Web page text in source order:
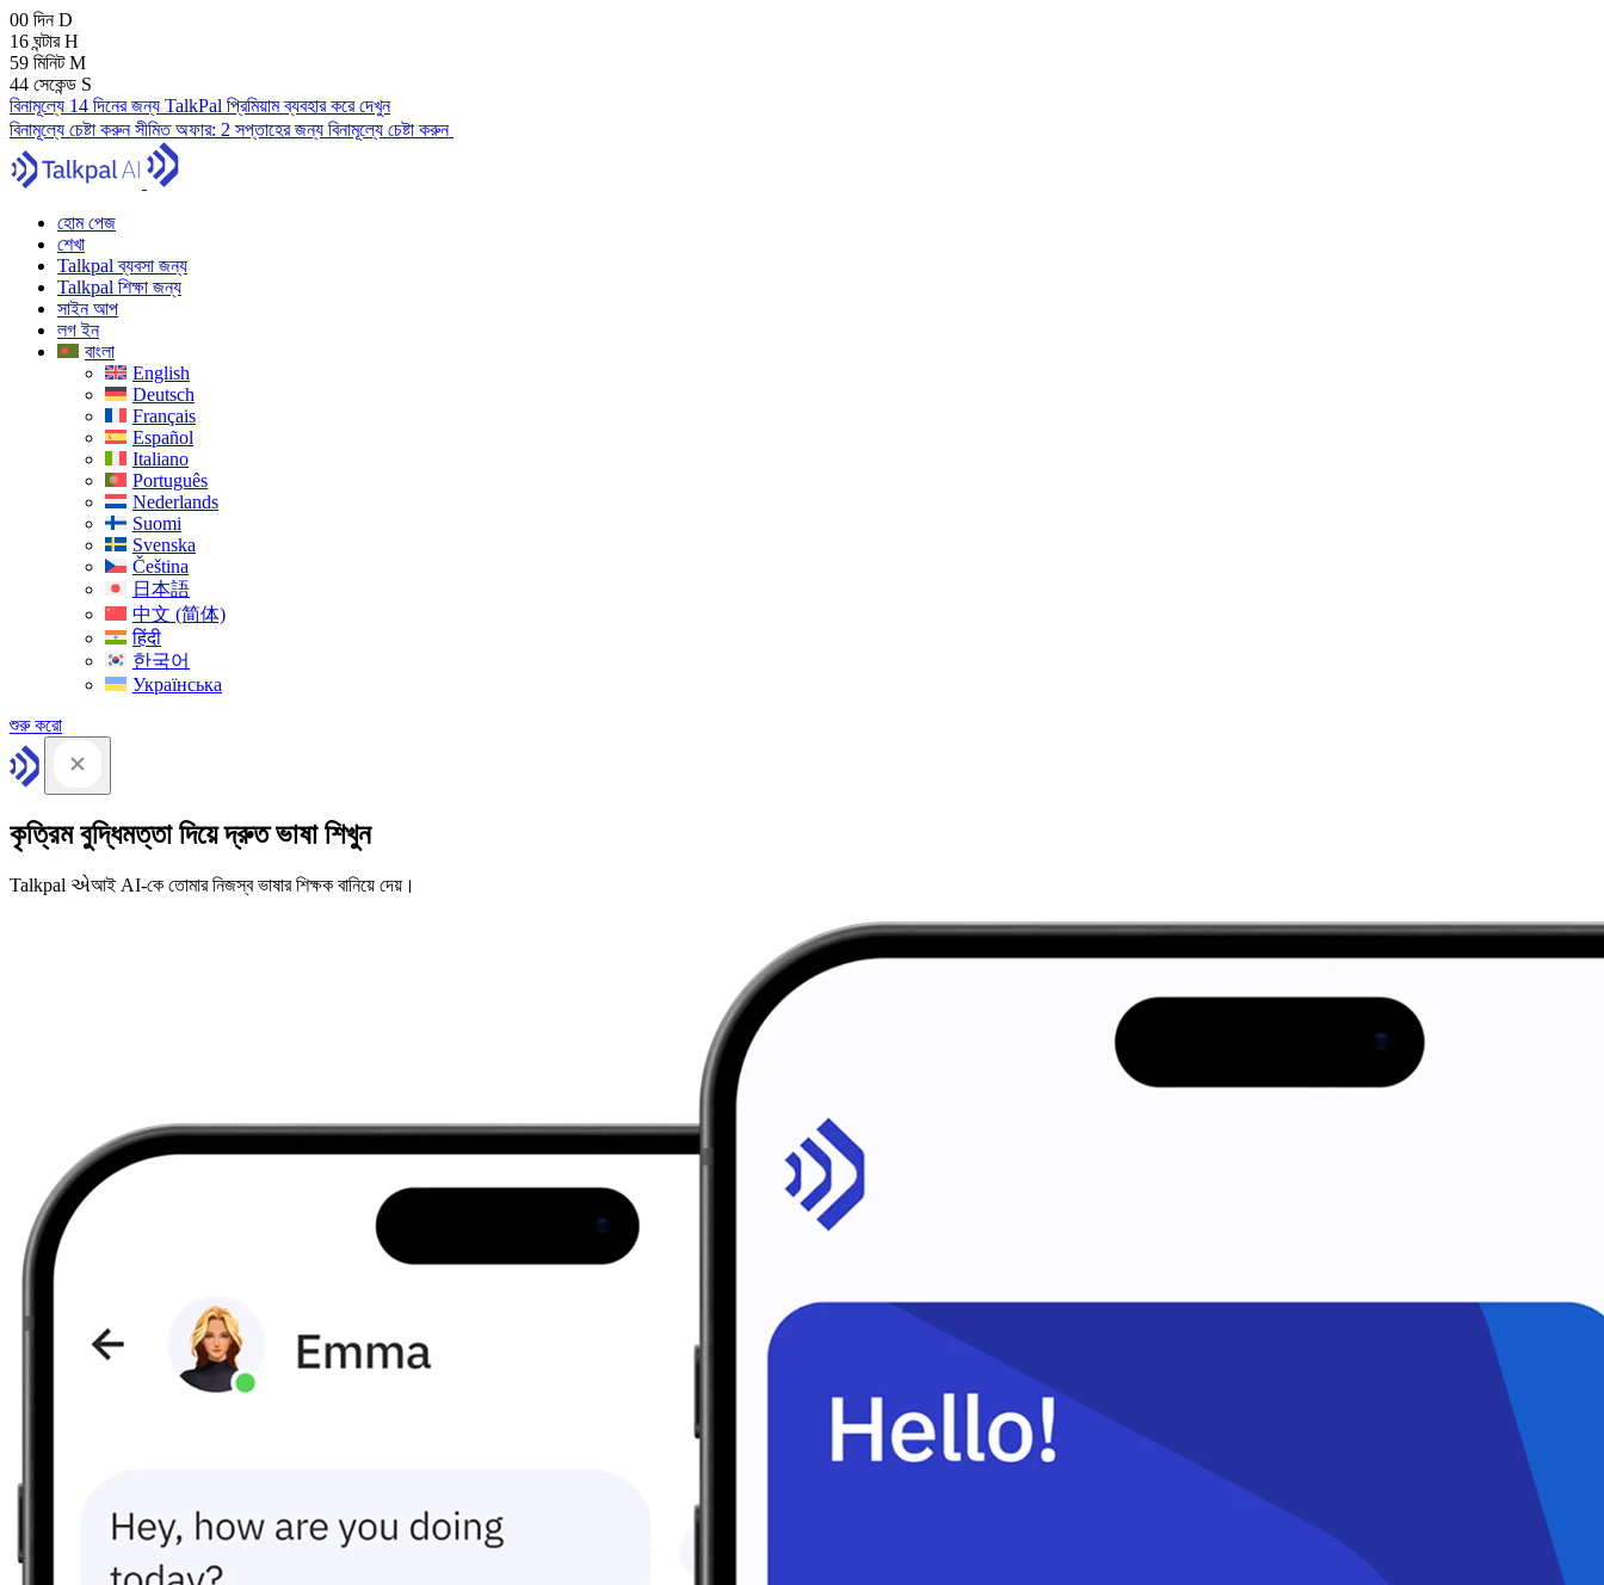
00 দিনD
16 ঘন্টারH
59 মিনিটM
43 সেকেন্ড S
বিনামূল্যে 14 দিনের জন্য TalkPal প্রিমিয়াম ব্যবহার করে দেখুন
বিনামূল্যে চেষ্টা করুনসীমিত অফার: 2 সপ্তাহের জন্য বিনামূল্যে চেষ্টা করুন
হোম পেজ
শেখা
Talkpal ব্যবসা জন্য
Talkpal শিক্ষা জন্য
সাইন আপ
লগ ইন
বাংলা
English
Deutsch
Français
Español
Italiano
Português
Nederlands
Suomi
Svenska
Čeština
日本語
中文 (简体)
हिंदी
한국어
Українська
শুরু করো
কৃত্রিম বুদ্ধিমত্তা দিয়ে দ্রুত ভাষা শিখুন
Talkpal એআই AI-কে তোমার নিজস্ব ভাষার শিক্ষক বানিয়ে দেয়।